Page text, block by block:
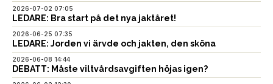
2026-07-02 07:05
LEDARE: Bra start på det nya jaktåret!
2026-06-25 07:35
LEDARE: Jorden vi ärvde och jakten, den sköna
2026-06-08 14:44
DEBATT: Måste viltvårdsavgiften höjas igen?